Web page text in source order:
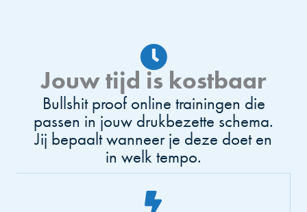
Jouw tijd is kostbaar
Bullshit proof online trainingen die
passen in jouw drukbezette schema.
Jij bepaalt wanneer je deze doet en
in welk tempo.